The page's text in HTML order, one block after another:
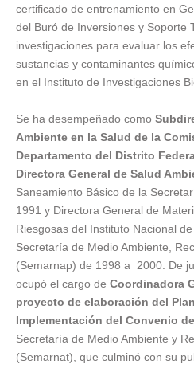
certificado de entrenamiento en
del Buró de Inversiones y Soporte
investigaciones para evaluar los
sustancias y contaminantes
en el Instituto de Investigaciones
Se ha desempeñado como
Ambiente en la Salud de la
Departamento del Distrito
Directora General de Salud
Saneamiento Básico de la
1991 y Directora General de
Riesgosas del Instituto Nacional
Secretaría de Medio Ambiente,
(Semarnap) de 1998 a 2000. De
ocupó el cargo de Coordinadora
proyecto de elaboración del
Implementación del Convenio
Secretaría de Medio Ambiente y
(Semarnat), que culminó con su